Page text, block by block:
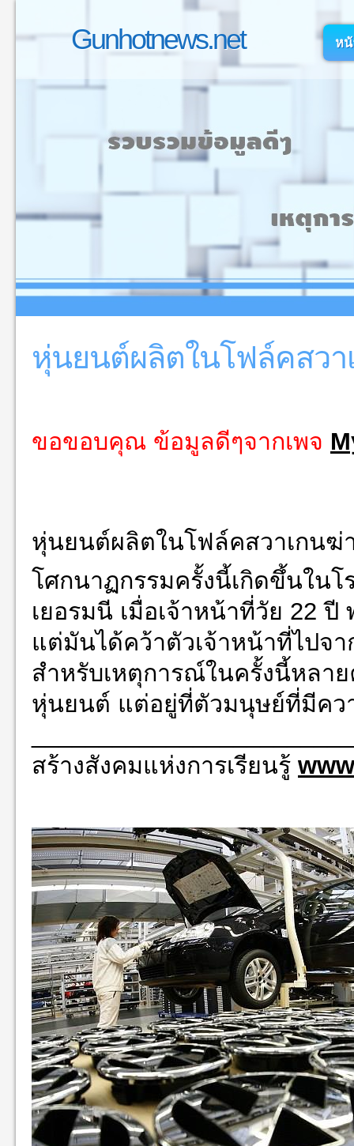
Gunhotnews.net หน้
หุ่นยนต์ผลิตในโฟล์คสวา
ขอขอบคุณ ข้อมูลดีๆจากเพจ
หุ่นยนต์ผลิตในโฟล์คสวาเกนฆ่
โศกนาฏกรรมครั้งนี้เกิดขึ้นในโ
เยอรมนี เมื่อเจ้าหน้าที่วัย 22
แต่มันได้คว้าตัวเจ้าหน้าที่ไปจ
สำหรับเหตุการณ์ในครั้งนี้หลา
หุ่นยนต์ แต่อยู่ที่ตัวมนุษย์ที่มีคว
สร้างสังคมแห่งการเรียนรู้